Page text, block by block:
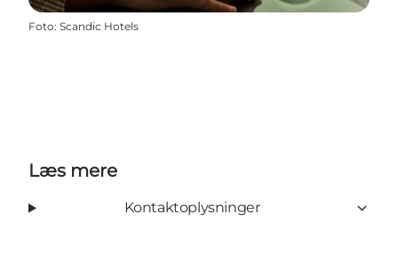
Foto: Scandic Hotels
Læs mere
Kontaktoplysninger